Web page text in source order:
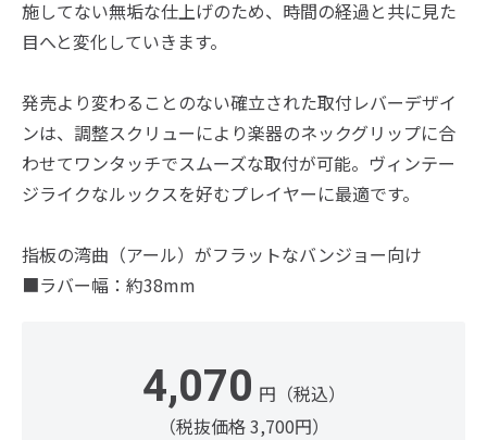
施してない無垢な仕上げのため、時間の経過と共に見た
目へと変化していきます。
発売より変わることのない確立された取付レバーデザイ
ンは、調整スクリューにより楽器のネックグリップに合
わせてワンタッチでスムーズな取付が可能。ヴィンテー
ジライクなルックスを好むプレイヤーに最適です。
指板の湾曲（アール）がフラットなバンジョー向け
■ラバー幅：約38mm
4,070 円（税込）
（税抜価格 3,700円）